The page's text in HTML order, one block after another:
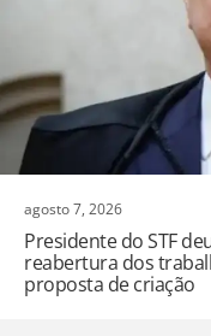
agosto 7, 2026
Presidente do STF
reabertura dos
proposta de criação